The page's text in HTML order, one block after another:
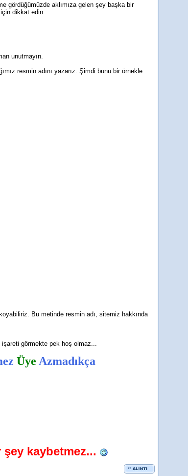
gördüğümüzde aklımıza gelen şey başka bir
için dikkat edin ...
unutmayın.
resmin adını yazarız. Şimdi bunu bir örnekle
Bu metinde resmin adı, sitemiz hakkında
işareti görmekte pek hoş olmaz...
Üye Azmadıkça
şey kaybetmez...